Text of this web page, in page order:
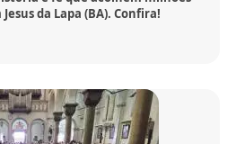
da Lapa (BA). Confira!